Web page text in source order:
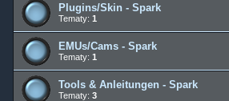
Plugins/Skin - Spark
Tematy: 1
EMUs/Cams - Spark
Tematy: 1
Tools & Anleitungen - Spark
Tematy: 3